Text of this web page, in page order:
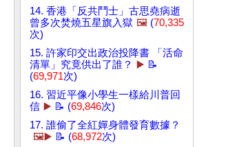
14. 香港「反共鬥士」古思堯病逝
曾多次焚燒五星旗入獄 🖼️ (70,335
次)
15. 許家印交出政治投降書 「活命
清單」究竟供出了誰？
▶️ 📝
(69,971次)
16. 習近平像小學生一樣給川普回
信 ▶️ 📝 (69,846次)
17. 誰偷了全紅嬋身體發育數據？
🖼️▶️ 📝 (68,972次)